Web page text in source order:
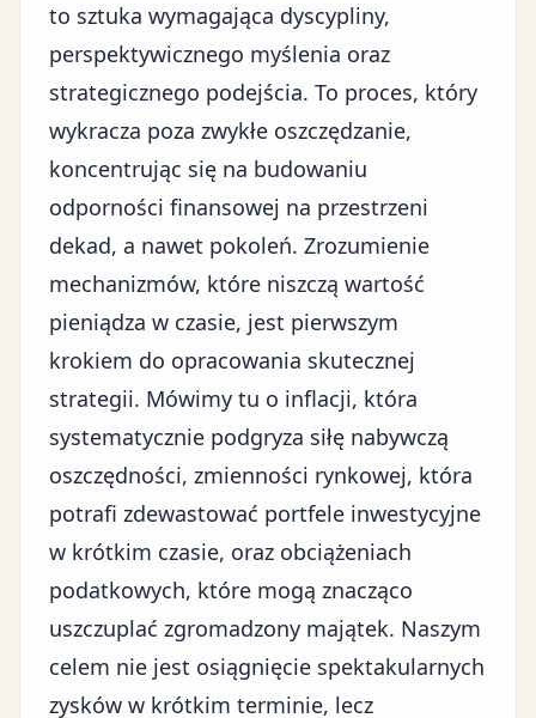
to sztuka wymagająca dyscypliny,
perspektywicznego myślenia oraz
strategicznego podejścia. To proces, który
wykracza poza zwykłe oszczędzanie,
koncentrując się na budowaniu
odporności finansowej na przestrzeni
dekad, a nawet pokoleń. Zrozumienie
mechanizmów, które niszczą wartość
pieniądza w czasie, jest pierwszym
krokiem do opracowania skutecznej
strategii. Mówimy tu o inflacji, która
systematycznie podgryza siłę nabywczą
oszczędności, zmienności rynkowej, która
potrafi zdewastować portfele inwestycyjne
w krótkim czasie, oraz obciążeniach
podatkowych, które mogą znacząco
uszczuplać zgromadzony majątek. Naszym
celem nie jest osiągnięcie spektakularnych
zysków w krótkim terminie, lecz